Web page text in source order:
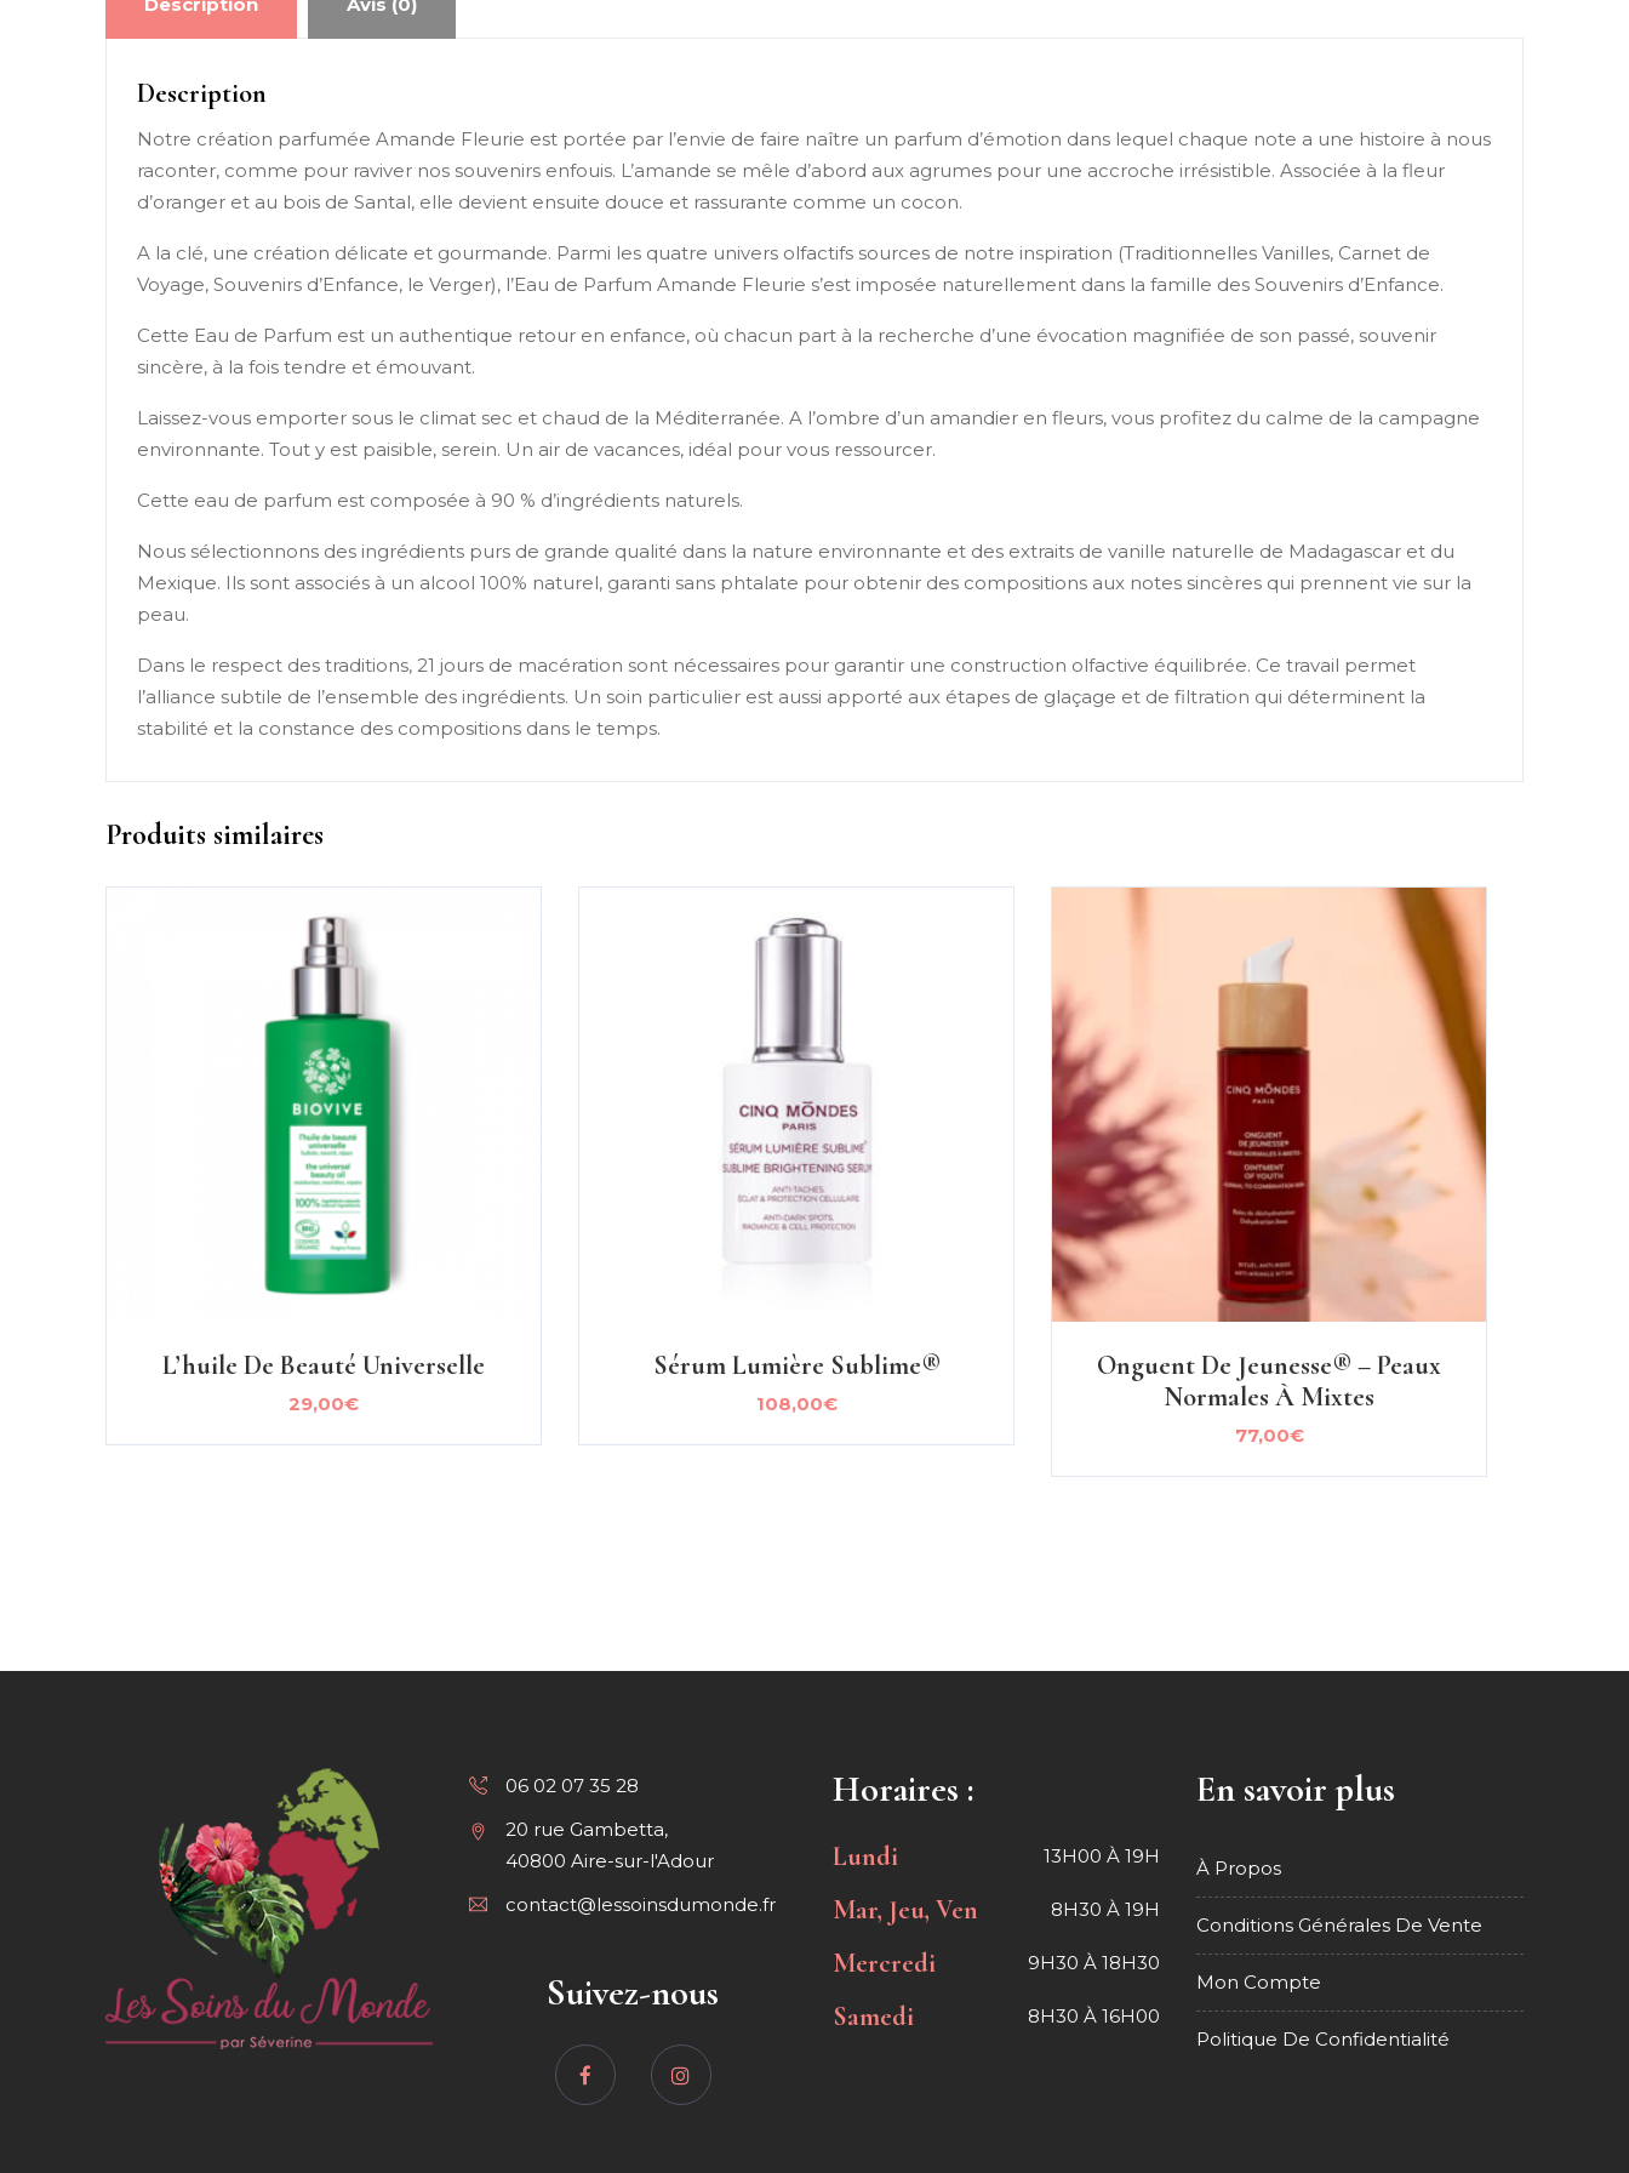
Description
Notre création parfumée Amande Fleurie est portée par l’envie de faire naître un parfum d’émotion dans lequel chaque note a une histoire à nous
raconter, comme pour raviver nos souvenirs enfouis. L’amande se mêle d’abord aux agrumes pour une accroche irrésistible. Associée à la fleur
d’oranger et au bois de Santal, elle devient ensuite douce et rassurante comme un cocon.
A la clé, une création délicate et gourmande. Parmi les quatre univers olfactifs sources de notre inspiration (Traditionnelles Vanilles, Carnet de
Voyage, Souvenirs d’Enfance, le Verger), l’Eau de Parfum Amande Fleurie s’est imposée naturellement dans la famille des Souvenirs d’Enfance.
Cette Eau de Parfum est un authentique retour en enfance, où chacun part à la recherche d’une évocation magnifiée de son passé, souvenir
sincère, à la fois tendre et émouvant.
Laissez-vous emporter sous le climat sec et chaud de la Méditerranée. A l’ombre d’un amandier en fleurs, vous profitez du calme de la campagne
environnante. Tout y est paisible, serein. Un air de vacances, idéal pour vous ressourcer.
Cette eau de parfum est composée à 90 % d’ingrédients naturels.
Nous sélectionnons des ingrédients purs de grande qualité dans la nature environnante et des extraits de vanille naturelle de Madagascar et du
Mexique. Ils sont associés à un alcool 100% naturel, garanti sans phtalate pour obtenir des compositions aux notes sincères qui prennent vie sur la
peau.
Dans le respect des traditions, 21 jours de macération sont nécessaires pour garantir une construction olfactive équilibrée. Ce travail permet
l’alliance subtile de l’ensemble des ingrédients. Un soin particulier est aussi apporté aux étapes de glaçage et de filtration qui déterminent la
stabilité et la constance des compositions dans le temps.
Produits similaires
L’huile De Beauté Universelle
29,00€
Sérum Lumière Sublime®
108,00€
Onguent De Jeunesse® – Peaux
Normales À Mixtes
77,00€
06 02 07 35 28
20 rue Gambetta,
40800 Aire-sur-l'Adour
contact@lessoinsdumonde.fr
Suivez-nous
Horaires :
Lundi 13H00 À 19H
Mar, Jeu, Ven 8H30 À 19H
Mercredi 9H30 À 18H30
Samedi 8H30 À 16H00
En savoir plus
À Propos
Conditions Générales De Vente
Mon Compte
Politique De Confidentialité